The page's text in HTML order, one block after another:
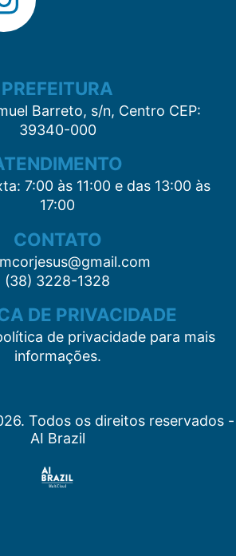
PREFEITURA
Barreto, s/n, Centro CEP:
39340-000
7:00 às 11:00 e das 13:00 às
17:00
CONTATO
(38) 3228-1328
DE PRIVACIDADE
de privacidade para mais
informações.
Todos os direitos reservados -
AI Brazil